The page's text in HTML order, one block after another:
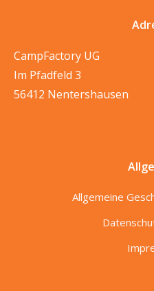
CampFactory UG
Im Pfadfeld 3
56412 Nentershausen
Allgemeine